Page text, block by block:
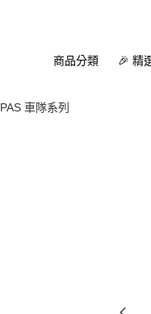
商品分類 🎉 精
PAS 車隊系列